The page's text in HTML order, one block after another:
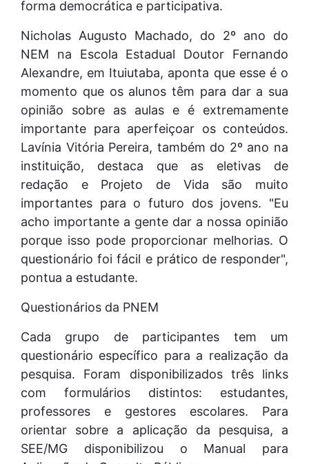
forma democrática e participativa.
Nicholas Augusto Machado, do 2º ano do
NEM na Escola Estadual Doutor Fernando
Alexandre, em Ituiutaba, aponta que esse é o
momento que os alunos têm para dar a sua
opinião sobre as aulas e é extremamente
importante para aperfeiçoar os conteúdos.
Lavínia Vitória Pereira, também do 2º ano na
instituição, destaca que as eletivas de
redação e Projeto de Vida são muito
importantes para o futuro dos jovens. "Eu
acho importante a gente dar a nossa opinião
porque isso pode proporcionar melhorias. O
questionário foi fácil e prático de responder",
pontua a estudante.
Questionários da PNEM
Cada grupo de participantes tem um
questionário específico para a realização da
pesquisa. Foram disponibilizados três links
com formulários distintos: estudantes,
professores e gestores escolares. Para
orientar sobre a aplicação da pesquisa, a
SEE/MG disponibilizou o Manual para